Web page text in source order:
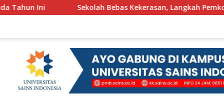
Sekolah Bebas Kekerasan, Langkah Pemkot Kediri Ciptakan